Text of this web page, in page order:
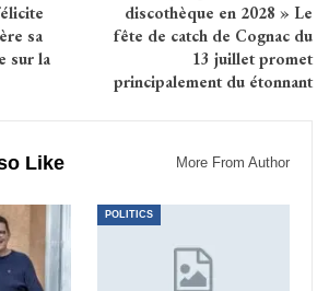
sa
sur la
discothèque en 2028 » Le
fête de catch de Cognac du
13 juillet promet
principalement du étonnant
Like More From Author
POLITICS